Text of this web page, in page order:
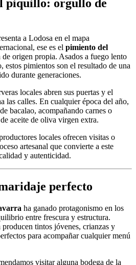
piquillo: orgullo de
a Lodosa en el mapa
ese es el pimiento del
origen propia. Asados a fuego lento
estos pimientos son el resultado de una
durante generaciones.
locales abren sus puertas y el
las calles. En cualquier época del año,
bacalao, acompañando carnes o
aceite de oliva virgen extra.
locales ofrecen visitas o
artesanal que convierte a este
y autenticidad.
perfecto
ha ganado protagonismo en los
entre frescura y estructura.
tintos jóvenes, crianzas y
para acompañar cualquier menú
visitar alguna bodega de la